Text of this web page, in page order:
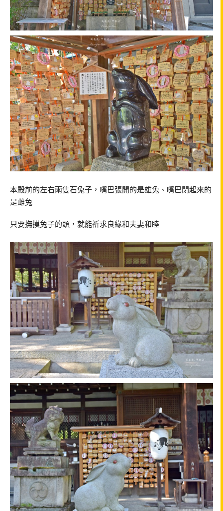
本殿前的左右兩隻石兔子，嘴巴張開的是雄兔、嘴巴閉起來的
是雌兔
只要撫摸兔子的頭，就能祈求良緣和夫妻和睦